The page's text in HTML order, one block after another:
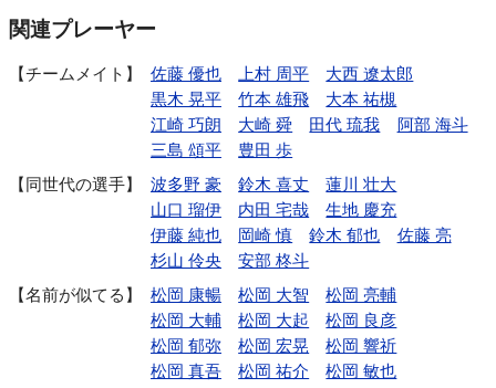
関連プレーヤー
チームメイト 佐藤 優也 上村 周平
大西 遼太郎
黒木 晃平
竹本 雄飛
大本 祐槻
江崎 巧朗
大崎 舜 田代 琉我
阿部 海斗
三島 頌平
豊田 歩
同世代の選手
波多野 豪 鈴木 喜丈
蓮川 壮大
山口 瑠伊
内田 宅哉
生地 慶充
伊藤 純也
岡崎 慎 鈴木 郁也
佐藤 亮
杉山 伶央
安部 柊斗
名前が似てる
松岡 康暢 松岡 大智
松岡 亮輔
松岡 大輔
松岡 大起
松岡 良彦
松岡 郁弥
松岡 宏晃
松岡 響祈
松岡 真吾
松岡 祐介 松岡 敏也